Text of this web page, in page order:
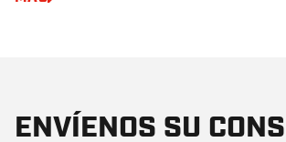
ENVÍENOS SU